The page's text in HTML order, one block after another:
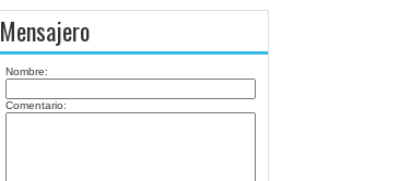
Mensajero
Nombre:
Comentario: